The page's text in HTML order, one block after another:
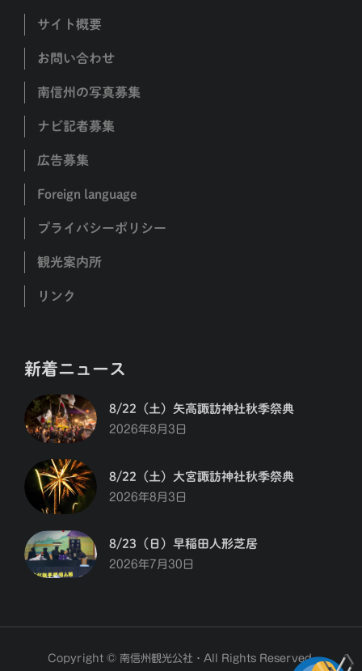
サイト概要
お問い合わせ
南信州の写真募集
ナビ記者募集
広告募集
Foreign language
プライバシーポリシー
観光案内所
リンク
新着ニュース
8/22（土）矢高諏訪神社秋季祭典
2026年8月3日
8/22（土）大宮諏訪神社秋季祭典
2026年8月3日
8/23（日）早稲田人形芝居
2026年7月30日
Copyright © 南信州観光公社・All Rights Reserved.